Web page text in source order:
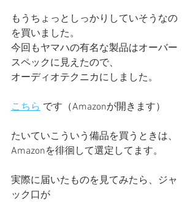
もうちょっとしっかりしていそうなの
を買いました。
今回もヤマハの有名な製品はオーバー
スペックに見えたので、
オーディオテクニカにしました。
こちら です（Amazonが開きます）
たいていこういう備品を買うときは、
Amazonを徘徊して選定してます。
実際に届いたものを見てみたら、ジャ
ック口が